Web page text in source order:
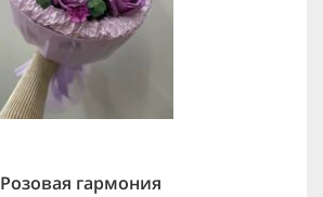
Розовая гармония